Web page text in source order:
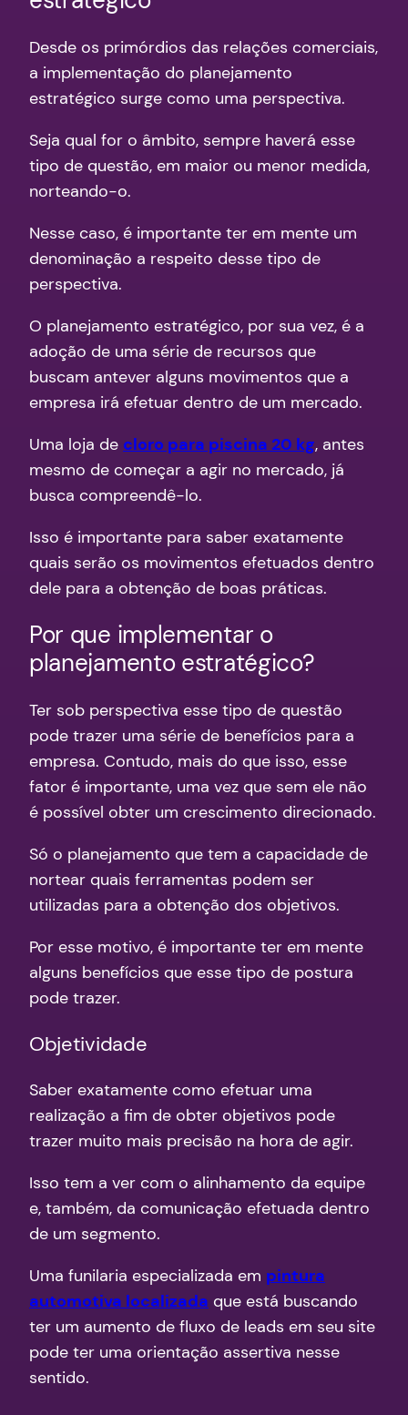
Desde os primórdios das relações comerciais,
a implementação do planejamento
estratégico surge como uma perspectiva.
Seja qual for o âmbito, sempre haverá esse
tipo de questão, em maior ou menor medida,
norteando-o.
Nesse caso, é importante ter em mente um
denominação a respeito desse tipo de
perspectiva.
O planejamento estratégico, por sua vez, é a
adoção de uma série de recursos que
buscam antever alguns movimentos que a
empresa irá efetuar dentro de um mercado.
Uma loja de cloro para piscina 20 kg, antes
mesmo de começar a agir no mercado, já
busca compreendê-lo.
Isso é importante para saber exatamente
quais serão os movimentos efetuados dentro
dele para a obtenção de boas práticas.
Por que implementar o
planejamento estratégico?
Ter sob perspectiva esse tipo de questão
pode trazer uma série de benefícios para a
empresa. Contudo, mais do que isso, esse
fator é importante, uma vez que sem ele não
é possível obter um crescimento direcionado.
Só o planejamento que tem a capacidade de
nortear quais ferramentas podem ser
utilizadas para a obtenção dos objetivos.
Por esse motivo, é importante ter em mente
alguns benefícios que esse tipo de postura
pode trazer.
Objetividade
Saber exatamente como efetuar uma
realização a fim de obter objetivos pode
trazer muito mais precisão na hora de agir.
Isso tem a ver com o alinhamento da equipe
e, também, da comunicação efetuada dentro
de um segmento.
Uma funilaria especializada em pintura
automotiva localizada que está buscando
ter um aumento de fluxo de leads em seu site
pode ter uma orientação assertiva nesse
sentido.